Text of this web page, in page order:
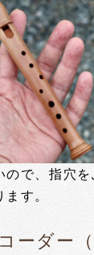
ので、指穴
す。
ーダー（